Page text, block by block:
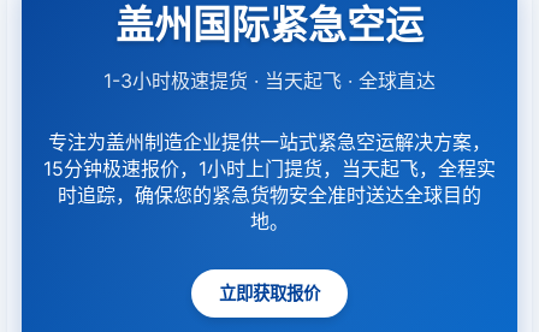
盖州国际紧急空运
1-3小时极速提货 · 当天起飞 · 全球直达
专注为盖州制造企业提供一站式紧急空运解决方案，
15分钟极速报价，1小时上门提货，当天起飞，全程实
时追踪，确保您的紧急货物安全准时送达全球目的
地。
立即获取报价